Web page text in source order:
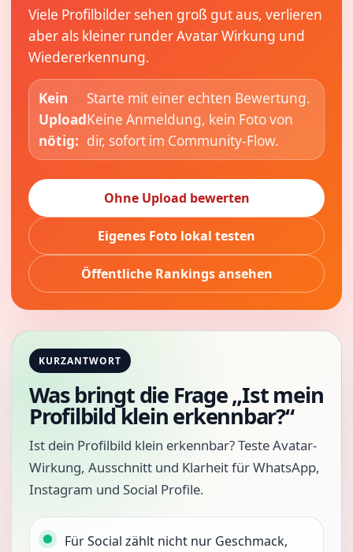
Viele Profilbilder sehen groß gut aus, verlieren
aber als kleiner runder Avatar Wirkung und
Wiedererkennung.
Kein
Upload
nötig:
Starte mit einer echten Bewertung.
Keine Anmeldung, kein Foto von
dir, sofort im Community-Flow.
Ohne Upload bewerten
Eigenes Foto lokal testen
Öffentliche Rankings ansehen
KURZANTWORT
Was bringt die Frage „Ist mein
Profilbild klein erkennbar?“
Ist dein Profilbild klein erkennbar? Teste Avatar-
Wirkung, Ausschnitt und Klarheit für WhatsApp,
Instagram und Social Profile.
Für Social zählt nicht nur Geschmack,